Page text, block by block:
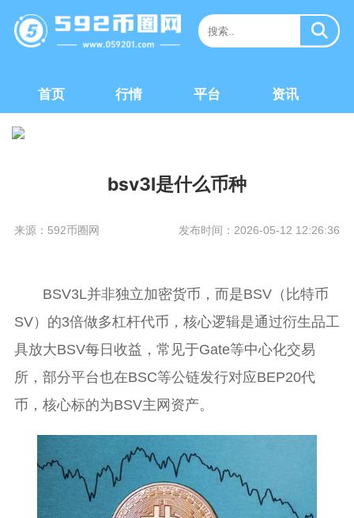
首页 行情 平台 资讯
bsv3l是什么币种
来源：592币圈网 发布时间：2026-05-12 12:26:36
BSV3L并非独立加密货币，而是BSV（比特币
SV）的3倍做多杠杆代币，核心逻辑是通过衍生品工
具放大BSV每日收益，常见于Gate等中心化交易
所，部分平台也在BSC等公链发行对应BEP20代
币，核心标的为BSV主网资产。